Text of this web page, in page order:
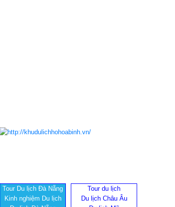
Tour Du lịch Đà Nẵng
Kinh nghiệm Du lịch
Tour du lịch
Du lịch Châu Âu